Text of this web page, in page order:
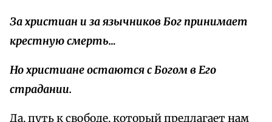
За христиан и за язычников Бог принимает
крестную смерть…
Но христиане остаются с Богом в Его
страдании.
Да, путь к свободе, который предлагает нам